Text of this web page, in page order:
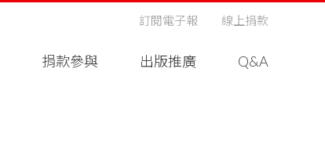
捐款參與 出版推廣 Q&A
訂閱電子報 線上捐款